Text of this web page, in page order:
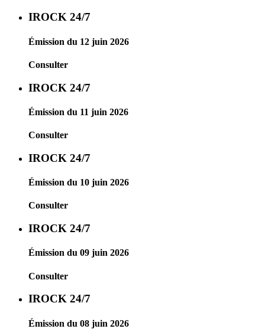
IROCK 24/7
Émission du 12 juin 2026
Consulter
IROCK 24/7
Émission du 11 juin 2026
Consulter
IROCK 24/7
Émission du 10 juin 2026
Consulter
IROCK 24/7
Émission du 09 juin 2026
Consulter
IROCK 24/7
Émission du 08 juin 2026